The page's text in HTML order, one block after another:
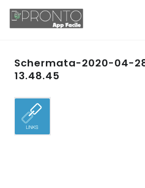
Schermata-2020-04-
13.48.45